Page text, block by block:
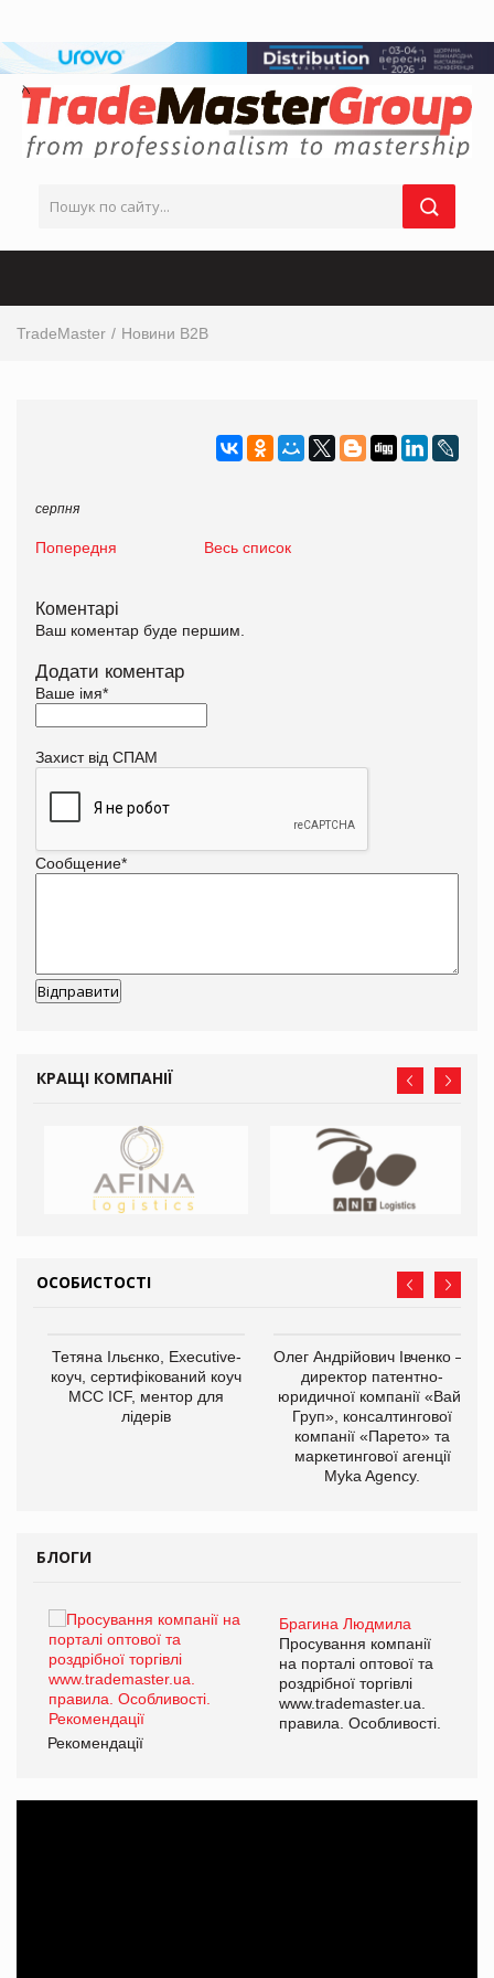
TradeMaster Новини B2B
серпня
Попередня Весь список
Коментарі
Ваш коментар буде першим.
Додати коментар
Ваше імя*
Захист від СПАМ
Сообщение*
КРАЩІ КОМПАНІЇ
ОСОБИСТОСТІ
Тетяна Ільєнко, Executive-
коуч, сертифікований коуч
МСС ICF, ментор для
лідерів
Олег Андрійович Івченко —
директор патентно-
юридичної компанії «Вайз
Груп», консалтингової
компанії «Парето» та
маркетингової агенції
Myka Agency.
БЛОГИ
Брагина Людмила
Просування компанії
на порталі оптової та
роздрібної торгівлі
www.trademaster.ua.
правила. Особливості.
Рекомендації